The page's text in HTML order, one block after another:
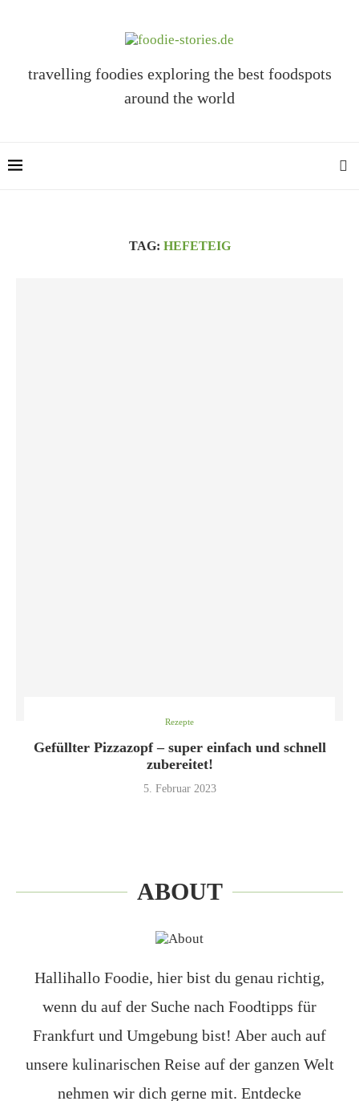
travelling foodies exploring the best foodspots
around the world
TAG: HEFETEIG
Rezepte
Gefüllter Pizzazopf – super einfach und schnell
zubereitet!
5. Februar 2023
ABOUT
Hallihallo Foodie, hier bist du genau richtig,
wenn du auf der Suche nach Foodtipps für
Frankfurt und Umgebung bist! Aber auch auf
unsere kulinarischen Reise auf der ganzen Welt
nehmen wir dich gerne mit. Entdecke